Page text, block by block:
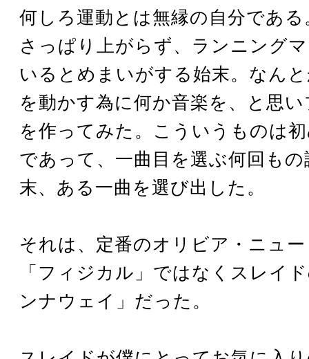
何しろ運動とは無縁の自分であ
さっぱり上がらず、ランニング
いるとめまいがする始末。なん
を動かす為に何か音楽を、と思
を作ってみた。こういうものは
であって、一曲目を選ぶ何回も
末、ある一曲を選び出した。
それは、定番のオリビア・ニュ
「フィジカル」ではなくスレイ
ンナウェイ」だった。